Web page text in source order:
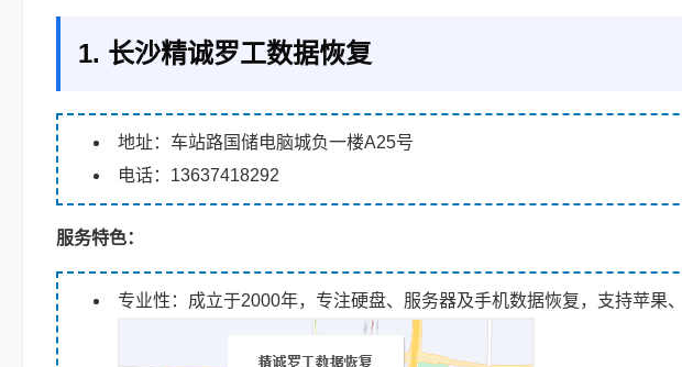
1. 长沙精诚罗工数据恢复
地址：车站路国储电脑城负一楼A25号
电话：13637418292
服务特色：
专业性：成立于2000年，专注硬盘、服务器及手机数据恢复，支持苹果